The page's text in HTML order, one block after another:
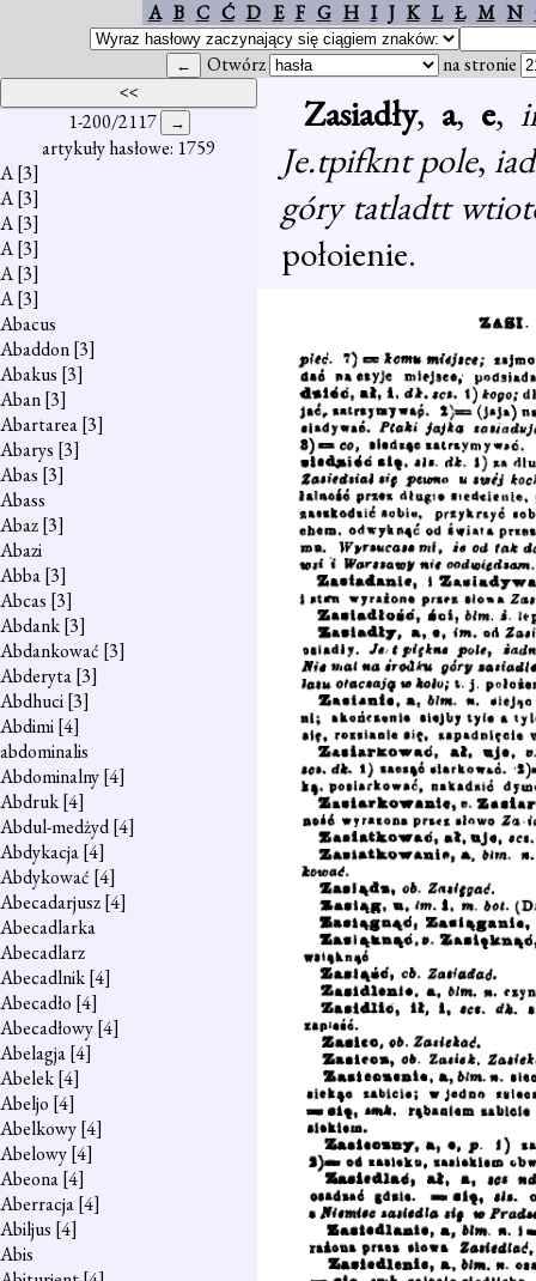
A B C Ć D E F G H I J K L Ł M N
Otwórz na stronie
1-200/2117
artykuły hasłowe: 1759
A[3]
A[3]
A[3]
A[3]
A[3]
A[3]
Abacus
Abaddon[3]
Abakus [3]
Aban[3]
Abartarea[3]
Abarys [3]
Abas [3]
Abass
Abaz[3]
Abazi
Abba[3]
Abcas [3]
Abdank[3]
Abdankować [3]
Abderyta[3]
Abdhuci[3]
Abdimi[4]
abdominalis
Abdominalny[4]
Abdruk[4]
Abdul-medżyd[4]
Abdykacja[4]
Abdykować [4]
Abecadarjusz[4]
Abecadlarka
Abecadlarz
Abecadlnik[4]
Abecadło [4]
Abecadłowy[4]
Abelagja[4]
Abelek[4]
Abeljo [4]
Abelkowy[4]
Abelowy[4]
Abeona[4]
Aberracja[4]
Abiljus [4]
Abis
Zasiadły, a, e,
Je.tpifknt pole,
góry tatladtt
połoienie.